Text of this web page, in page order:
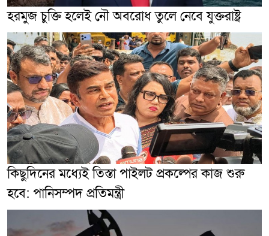
হরমুজ চুক্তি হলেই নৌ অবরোধ তুলে নেবে যুক্তরাষ্ট্র
কিছুদিনের মধ্যেই তিস্তা পাইলট প্রকল্পের কাজ শুরু
হবে: পানিসম্পদ প্রতিমন্ত্রী